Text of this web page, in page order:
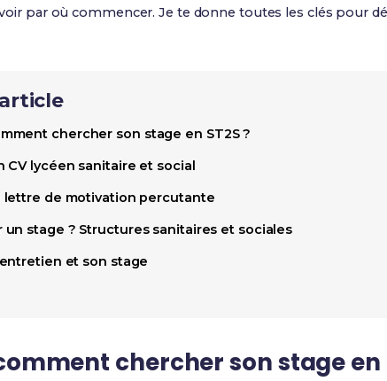
par où commencer. Je te donne toutes les clés pour
chercher son stage en ST2S ?
CV lycéen sanitaire et social
lettre de motivation percutante
un stage ? Structures sanitaires et sociales
et son stage
chercher son stage en